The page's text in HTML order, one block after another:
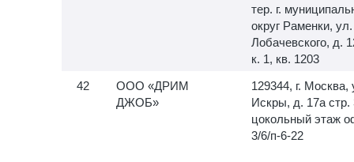
тер. г.
округ Раменки, ул.
Лобачевского, д.
к. 1, кв. 1203
ООО «ДРИМ
ДЖОБ»
129344, г. Москва,
Искры, д. 17а стр.
цокольный этаж
3/6/п-6-22